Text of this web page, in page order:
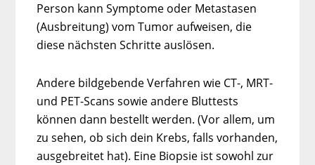
Person kann Symptome oder Metastasen
(Ausbreitung) vom Tumor aufweisen, die
diese nächsten Schritte auslösen.
Andere bildgebende Verfahren wie CT-, MRT-
und PET-Scans sowie andere Bluttests
können dann bestellt werden. (Vor allem, um
zu sehen, ob sich dein Krebs, falls vorhanden,
ausgebreitet hat). Eine Biopsie ist sowohl zur